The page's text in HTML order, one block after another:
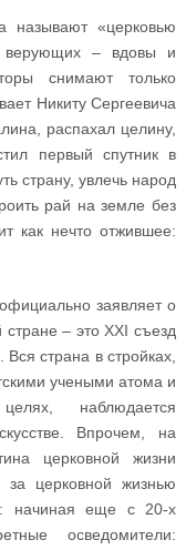
называют «церковью
верующих – вдовы и
снимают только
Никиту Сергеевича
распахал целину,
первый спутник в
страну, увлечь народ
рай на земле без
как нечто отжившее:
заявляет о
– это ХХI съезд
страна в стройках,
учеными атома и
наблюдается
Впрочем, на
церковной жизни
церковной жизнью
начиная еще с 20-х
осведомители: